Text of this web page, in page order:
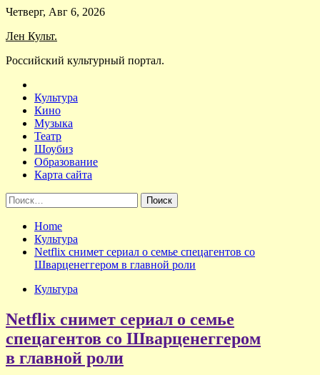
Skip
content
Четверг, Авг 6, 2026
Лен Культ.
Российский культурный портал.
Культура
Кино
Музыка
Театр
Шоубиз
Образование
Карта сайта
Найти:
Home
Культура
Netflix снимет сериал о семье спецагентов со
Шварценеггером в главной роли
Культура
Netflix снимет сериал о семье
спецагентов со Шварценеггером
в главной роли